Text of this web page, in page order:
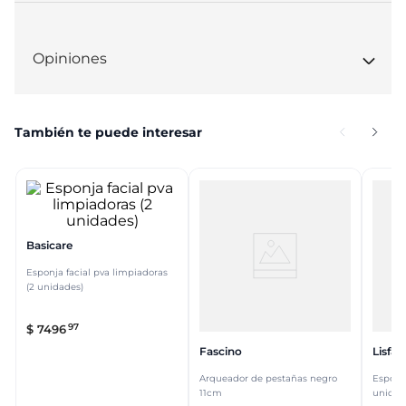
Opiniones
También te puede interesar
Basicare
Esponja facial pva limpiadoras
(2 unidades)
$ 749697
Fascino
Arqueador de pestañas negro
11cm
Lisfar